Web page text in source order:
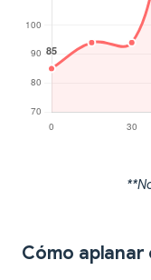
Cómo aplanar